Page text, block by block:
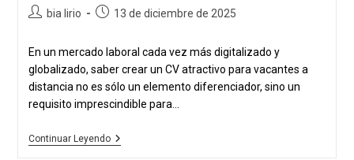
Autor
la
bia lirio
Publicación
13 de diciembre de 2025
En un mercado laboral cada vez más digitalizado y
globalizado, saber crear un CV atractivo para vacantes a
distancia no es sólo un elemento diferenciador, sino un
requisito imprescindible para...
Continuar LeyendoCómo